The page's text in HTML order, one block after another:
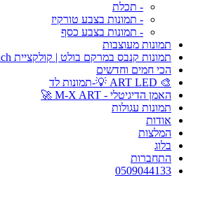
- תכלת
- תמונות בצבע טורקיז
- תמונות בצבע כסף
תמונות מעוצבות
תמונות קנבס במרקם בולט | קולקציית Art Touch
הכי חמים וחדשים
🎨 ART LED 💡-תמונות לד
האמן הדיגיטלי - M-X ART 🚀
תמונות עגולות
אודות
המלצות
בלוג
התחברות
0509044133